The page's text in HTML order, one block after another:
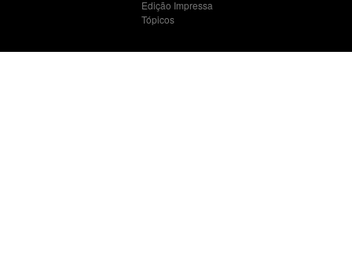
Edição Impressa
Tópicos